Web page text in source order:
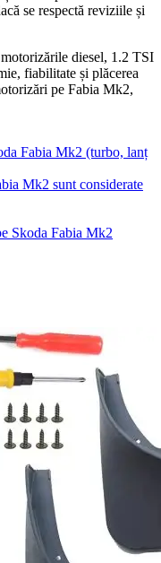
se respectă reviziile și
diesel, 1.2 TSI
fiabilitate și plăcerea
pe Fabia Mk2,
Fabia Mk2 (turbo, lanț
Mk2 sunt considerate
Skoda Fabia Mk2